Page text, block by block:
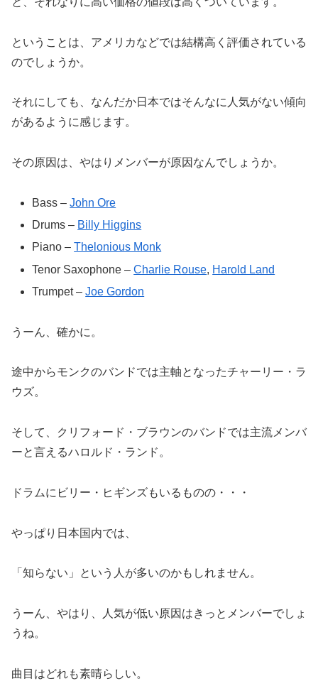
ということは、アメリカなどでは結構高く評価されている
のでしょうか。
それにしても、なんだか日本ではそんなに人気がない傾向
があるように感じます。
その原因は、やはりメンバーが原因なんでしょうか。
Bass –John Ore
Drums – Billy Higgins
Piano –Thelonious Monk
Tenor Saxophone –Charlie Rouse, Harold Land
Trumpet–Joe Gordon
うーん、確かに。
途中からモンクのバンドでは主軸となったチャーリー・ラ
ウズ。
そして、クリフォード・ブラウンのバンドでは主流メンバ
ーと言えるハロルド・ランド。
ドラムにビリー・ヒギンズもいるものの・・・
やっぱり日本国内では、
「知らない」という人が多いのかもしれません。
うーん、やはり、人気が低い原因はきっとメンバーでしょ
うね。
曲目はどれも素晴らしい。